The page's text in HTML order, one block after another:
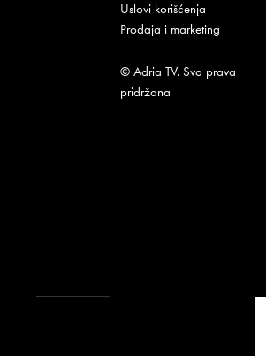
Uslovi korišćenja
Prodaja i marketing
© Adria TV. Sva prava
pridržana